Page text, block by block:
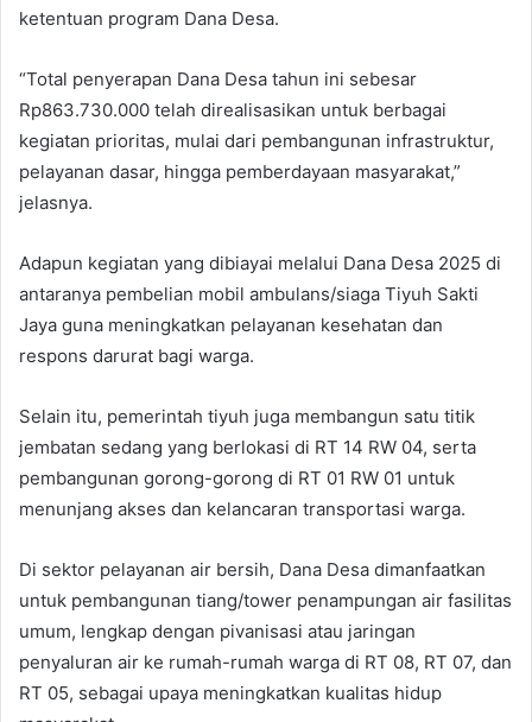
ketentuan program Dana Desa.
“Total penyerapan Dana Desa tahun ini sebesar
Rp863.730.000 telah direalisasikan untuk berbagai
kegiatan prioritas, mulai dari pembangunan infrastruktur,
pelayanan dasar, hingga pemberdayaan masyarakat,”
jelasnya.
Adapun kegiatan yang dibiayai melalui Dana Desa 2025 di
antaranya pembelian mobil ambulans/siaga Tiyuh Sakti
Jaya guna meningkatkan pelayanan kesehatan dan
respons darurat bagi warga.
Selain itu, pemerintah tiyuh juga membangun satu titik
jembatan sedang yang berlokasi di RT 14 RW 04, serta
pembangunan gorong-gorong di RT 01 RW 01 untuk
menunjang akses dan kelancaran transportasi warga.
Di sektor pelayanan air bersih, Dana Desa dimanfaatkan
untuk pembangunan tiang/tower penampungan air fasilitas
umum, lengkap dengan pivanisasi atau jaringan
penyaluran air ke rumah-rumah warga di RT 08, RT 07, dan
RT 05, sebagai upaya meningkatkan kualitas hidup